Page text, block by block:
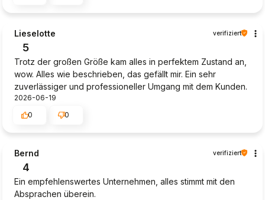
Lieselotte verifiziert
5
Trotz der großen Größe kam alles in perfektem Zustand an,
wow. Alles wie beschrieben, das gefällt mir. Ein sehr
zuverlässiger und professioneller Umgang mit dem Kunden.
2026-06-19
0
0
Bernd verifiziert
4
Ein empfehlenswertes Unternehmen, alles stimmt mit den
Absprachen überein.